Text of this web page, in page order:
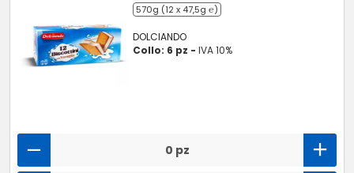
570g (12 x 47,5g ℮)
DOLCIANDO
Collo: 6 pz -IVA 10%
0 pz